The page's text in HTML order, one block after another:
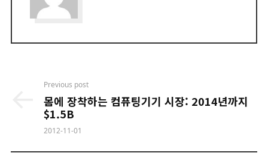
navigation
Previous post
몸에 장착하는 컴퓨팅기기 시장: 2014년까지
$1.5B
2012-11-01